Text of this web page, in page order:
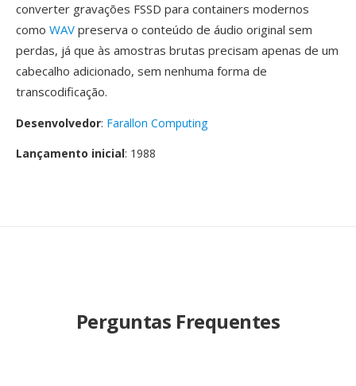
converter gravações FSSD para containers modernos
como WAV preserva o conteúdo de áudio original sem
perdas, já que às amostras brutas precisam apenas de um
cabecalho adicionado, sem nenhuma forma de
transcodificação.
Desenvolvedor: Farallon Computing
Lançamento inicial: 1988
Perguntas Frequentes